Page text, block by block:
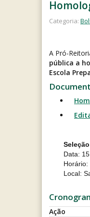
Categoria:
A Pró-
pública a
Escola
Data:
Local:
Ação